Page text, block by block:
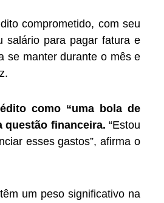
comprometido, com seu
salário para pagar fatura e
se manter durante o mês e
como “uma bola de
questão financeira. “Estou
esses gastos”, afirma o
um peso significativo na